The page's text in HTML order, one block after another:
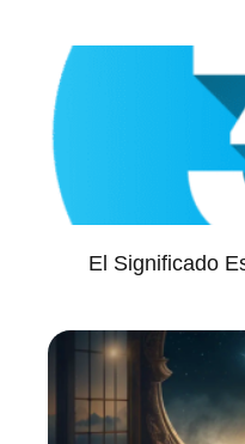
El Significado